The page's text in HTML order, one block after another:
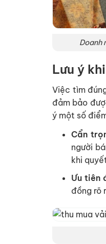
Doanh
Lưu ý
Việc tìm
đảm bảo
ý một số
Cẩn
người
khi
Ưu tiên
đồng rõ